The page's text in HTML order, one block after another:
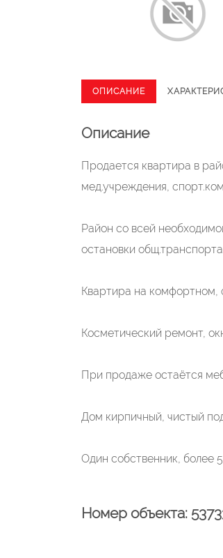
ОПИСАНИЕ
Описание
Продается квартира в
мед.учреждения,
Район со всей
остановки
Квартира на комфортном,
Косметический ремонт,
При продаже остаётся
Дом кирпичный, чистый
Один собственник, более 5
Номер объекта: